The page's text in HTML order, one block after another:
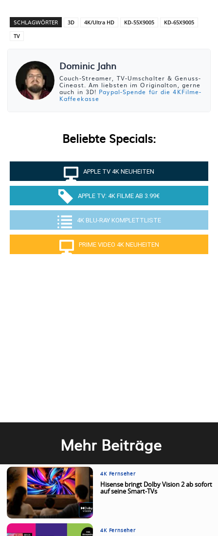
SCHLAGWÖRTER 3D 4K/Ultra HD KD-55X9005
KD-65X9005
TV
Dominic Jahn
Couch-Streamer, TV-Umschalter & Genuss-
Cineast. Am liebsten im Originalton, gerne
auch in 3D! Paypal-Spende für die 4KFilme-
Kaffeekasse
Beliebte Specials:
APPLE TV 4K NEUHEITEN
APPLE TV: 4K FILME AB 3.99€
4K BLU-RAY KOMPLETTLISTE
PRIME VIDEO 4K NEUHEITEN
Mehr Beiträge
4K Fernseher
Hisense bringt Dolby Vision 2 ab sofort
auf seine Smart-TVs
4K Fernseher